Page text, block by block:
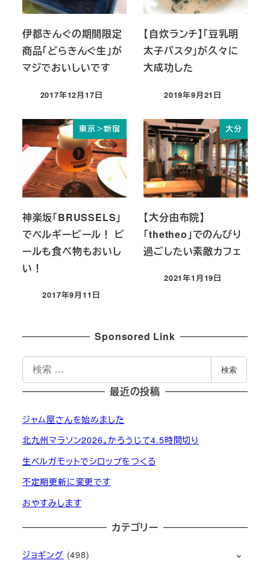
伊都きんぐの期間限定
商品「どらきんぐ生」が
マジでおいしいです
投稿日
2017年12月17日
【自炊ランチ】「豆乳明
太子パスタ」が久々に
大成功した
投稿日
2019年9月21日
東京＞新宿
神楽坂「BRUSSELS」
でベルギービール！ ビ
ールも食べ物もおいし
い！
投稿日
2017年9月11日
大分
【大分由布院】
「thetheo」でのんびり
過ごしたい素敵カフェ
投稿日
2021年1月19日
Sponsored Link
索
検索
最近の投稿
ジャム屋さんを始めました
北九州マラソン2026。かろうじて4.5時間切り
生ベルガモットでシロップをつくる
不定期更新に変更です
おやすみします
カテゴリー
ジョギング (498)